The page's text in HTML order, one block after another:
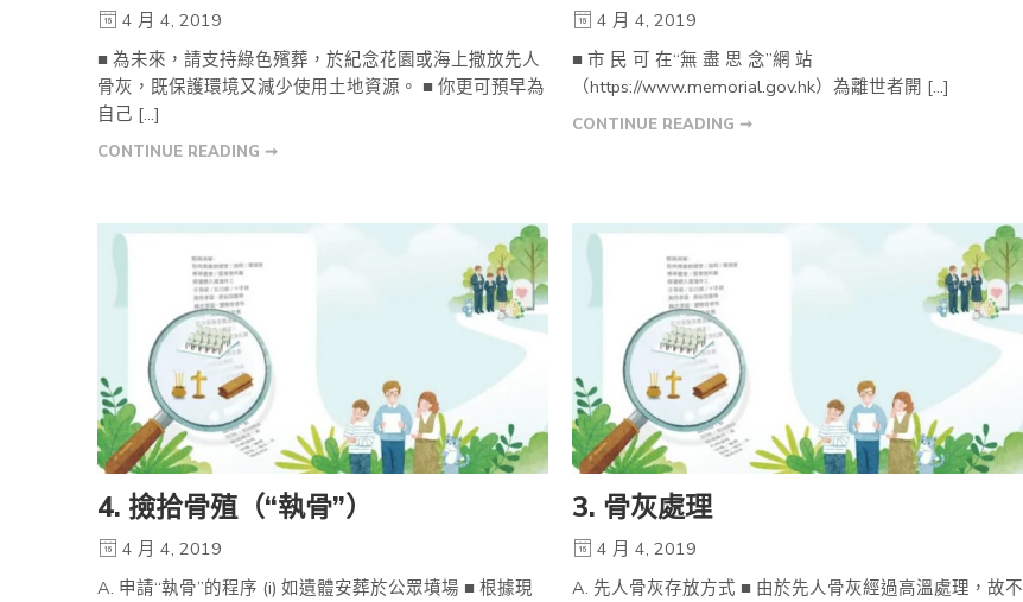
4 月 4, 2019
■ 為未來，請支持綠色殯葬，於紀念花園或海上撒放先人
骨灰，既保護環境又減少使用土地資源。 ■ 你更可預早為
自己 […]
CONTINUE READING ➞
4 月 4, 2019
■ 市 民 可 在“無 盡 思 念”網 站
（https://www.memorial.gov.hk）為離世者開 […]
CONTINUE READING ➞
4. 撿拾骨殖（“執骨”）
4 月 4, 2019
A. 申請“執骨”的程序 (i) 如遺體安葬於公眾墳場 ■ 根據現
3. 骨灰處理
4 月 4, 2019
A. 先人骨灰存放方式 ■ 由於先人骨灰經過高溫處理，故不